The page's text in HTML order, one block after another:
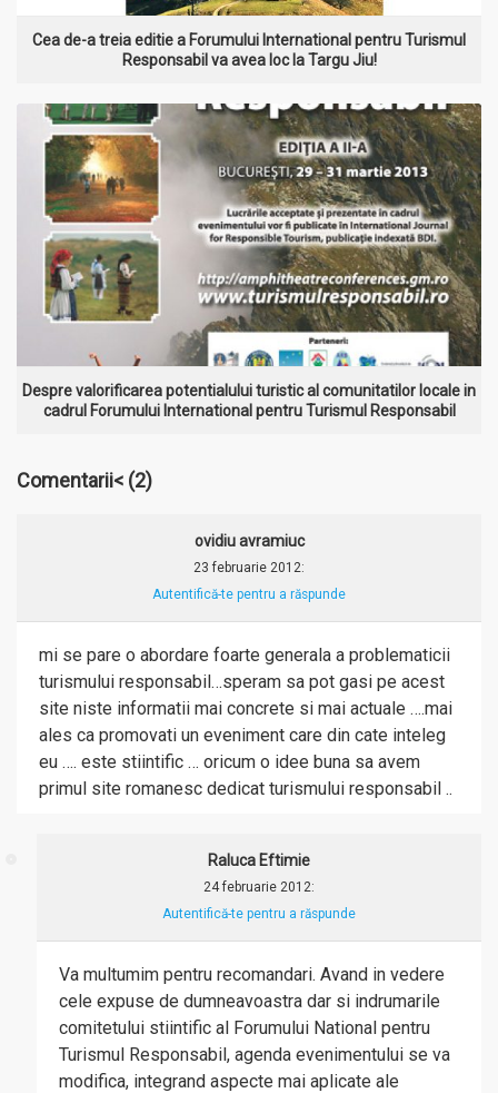
Cea de-a treia editie a Forumului International pentru Turismul
Responsabil va avea loc la Targu Jiu!
MAI MULT
Despre valorificarea potentialului turistic al comunitatilor locale in
cadrul Forumului International pentru Turismul Responsabil
Comentarii< (2)
ovidiu avramiuc
23 februarie 2012:
Autentifică-te pentru a răspunde
mi se pare o abordare foarte generala a problematicii
turismului responsabil…speram sa pot gasi pe acest
site niste informatii mai concrete si mai actuale ….mai
ales ca promovati un eveniment care din cate inteleg
eu …. este stiintific … oricum o idee buna sa avem
primul site romanesc dedicat turismului responsabil ..
Raluca Eftimie
24 februarie 2012:
Autentifică-te pentru a răspunde
Va multumim pentru recomandari. Avand in vedere
cele expuse de dumneavoastra dar si indrumarile
comitetului stiintific al Forumului National pentru
Turismul Responsabil, agenda evenimentului se va
modifica, integrand aspecte mai aplicate ale